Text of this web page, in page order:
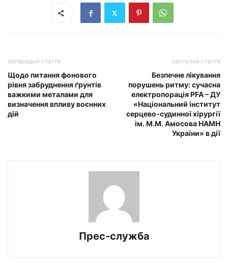
попередня стаття
Щодо питання фонового
рівня забруднення ґрунтів
важкими металами для
визначення впливу воєнних
дій
наступна стаття
Безпечне лікування
порушень ритму: сучасна
електропорація PFA – ДУ
«Національний інститут
серцево-судинної хірургії
ім. М.М. Амосова НАМН
України» в дії
Прес-служба